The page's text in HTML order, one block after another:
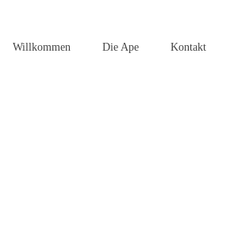
Willkommen Die Ape Kontakt